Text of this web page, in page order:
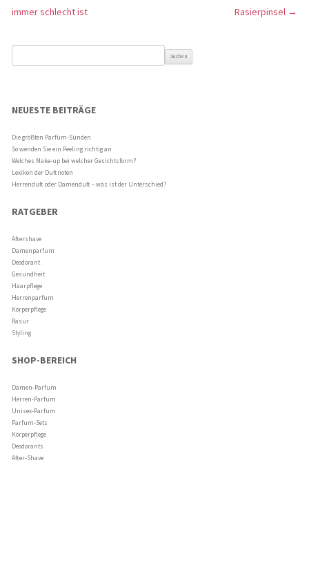
immer schlecht ist
Rasierpinsel →
NEUESTE BEITRÄGE
Die größten Parfüm-Sünden
So wenden Sie ein Peeling richtig an
Welches Make-up bei welcher Gesichtsform?
Lexikon der Duftnoten
Herrenduft oder Damenduft – was ist der Unterschied?
RATGEBER
Aftershave
Damenparfum
Deodorant
Gesundheit
Haarpflege
Herrenparfum
Körperpflege
Rasur
Styling
SHOP-BEREICH
Damen-Parfum
Herren-Parfum
Unisex-Parfum
Parfum-Sets
Körperpflege
Deodorants
After-Shave